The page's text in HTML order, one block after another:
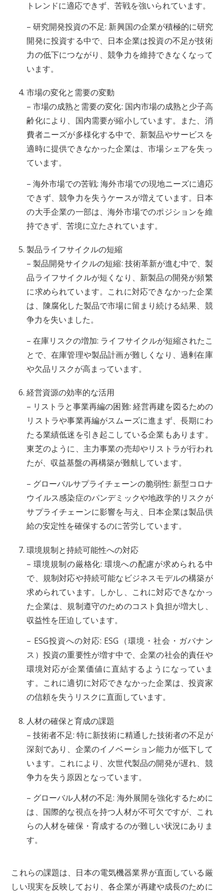
トレンドに適応できず、苦戦を強いられています。
– 研究開発投資の不足: 新興国の企業が積極的に研究
開発に投資する中で、日本企業は投資の不足が技術
力の低下につながり、競争力を維持できなくなって
います。
市場の変化と需要の変動
– 市場の成熟と需要の変化: 国内市場の成熟と少子高
齢化により、国内需要が縮小しています。また、消
費者ニーズが多様化する中で、新製品やサービスを
適時に提供できなかった企業は、市場シェアを失っ
ています。
– 海外市場での苦戦: 海外市場での現地ニーズに適応
できず、競争力を失うケースが増えています。日本
の大手企業の一部は、海外市場でのポジションを維
持できず、苦境に立たされています。
製品ライフサイクルの短縮
– 製品開発サイクルの短縮: 技術革新が進む中で、製
品ライフサイクルが短くなり、新製品の開発が頻繁
に求められています。これに対応できなかった企業
は、陳腐化した製品で市場に留まり続ける結果、競
争力を失いました。
– 在庫リスクの増加: ライフサイクルが短縮されたこ
とで、在庫管理や製品計画が難しくなり、過剰在庫
や欠品リスクが高まっています。
経営資源の効率的な活用
– リストラと事業再編の困難: 経営再建を図るための
リストラや事業再編がスムーズに進まず、長期にわ
たる業績低迷を引き起こしている企業もあります。
東芝のように、主力事業の売却やリストラが行われ
たが、収益基盤の再構築が難航しています。
– グローバルサプライチェーンの脆弱性: 新型コロナ
ウイルス感染症のパンデミックや地政学的リスクが
サプライチェーンに影響を与え、日本企業は製品供
給の安定性を確保するのに苦労しています。
環境規制と持続可能性への対応
– 環境規制の厳格化: 環境への配慮が求められる中
で、規制対応や持続可能なビジネスモデルの構築が
求められています。しかし、これに対応できなかっ
た企業は、規制遵守のためのコスト負担が増大し、
収益性を圧迫しています。
– ESG投資への対応: ESG（環境・社会・ガバナン
ス）投資の重要性が増す中で、企業の社会的責任や
環境対応が企業価値に直結するようになっていま
す。これに適切に対応できなかった企業は、投資家
の信頼を失うリスクに直面しています。
人材の確保と育成の課題
– 技術者不足: 特に新技術に精通した技術者の不足が
深刻であり、企業のイノベーション能力が低下して
います。これにより、次世代製品の開発が遅れ、競
争力を失う原因となっています。
– グローバル人材の不足: 海外展開を強化するために
は、国際的な視点を持つ人材が不可欠ですが、これ
らの人材を確保・育成するのが難しい状況にありま
す。
これらの課題は、日本の電気機器業界が直面している厳
しい現実を反映しており、各企業が再建や成長のために